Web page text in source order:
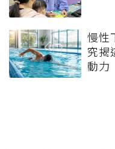
慢性
究揭
動力